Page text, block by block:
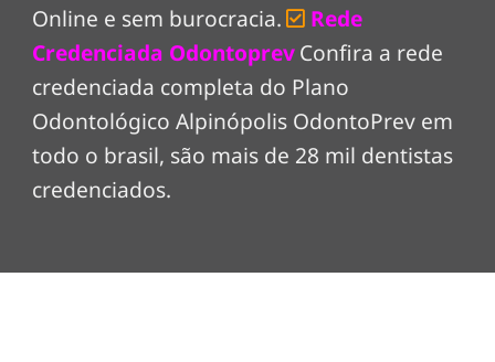
Online e sem burocracia.
Rede
Credenciada OdontoprevConfira a rede
credenciada completa do Plano
Odontológico Alpinópolis OdontoPrev em
todo o brasil, são mais de 28 mil dentistas
credenciados.